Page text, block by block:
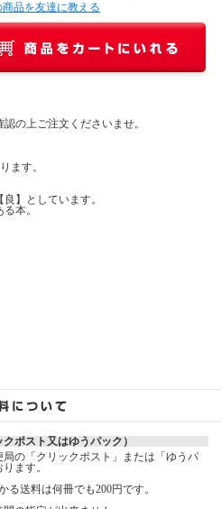
商品を友達に教える
の上ご注文くださいませ。
ます。
】としています。
本。
ポスト又はゆうパック）
の「クリックポスト」または「ゆうパ
ます。
る送料は何冊でも200円です。